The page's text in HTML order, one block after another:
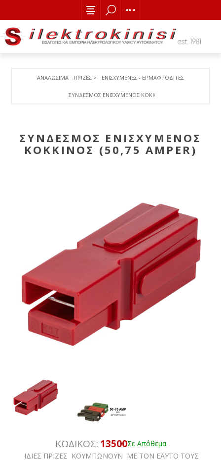
ΑΝΑΛΩΣΙΜΑ ΠΡΙΖΕΣ > ΕΝΙΣΧΥΜΕΝΕΣ - ΕΡΜΑΦΡΟΔΙΤΕΣ
ΣΥΝΔΕΣΜΟΣ ΕΝΙΣΧΥΜΕΝΟΣ ΚΟΚΚΙΝΟΣ (50,75 AMPΕR)
ΣΥΝΔΕΣΜΟΣ ΕΝΙΣΧΥΜΕΝΟΣ
ΚΟΚΚΙΝΟΣ (50,75 AMPΕR)
ΚΩΔΙΚΟΣ: 13500Σε Απόθεμα
ΙΔΙΕΣ ΠΡΙΖΕΣ ΚΟΥΜΠΩΝΟΥΝ ΜΕ ΤΟΝ ΕΑΥΤΟ ΤΟΥΣ